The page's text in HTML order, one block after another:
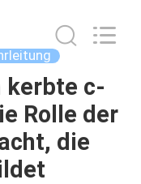
kerbte c-
Rolle der
die